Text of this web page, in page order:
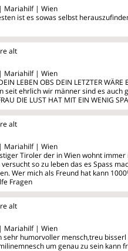
Mariahilf | Wien
ist es sowas selbst
alt
Mariahilf | Wien
LEBEN OBS DEIN LETZTER
seit ehrlich wir männer sind es auch
DIE LUST HAT MIT EIN WENIG
alt
Mariahilf | Wien
Tiroler der in Wien wohnt
versucht so zu leben das es Spass
Wer mich als Freund hat kann
Fragen
alt
Mariahilf | Wien
sehr humorvoller mensch,treu
um genau zu sein kann